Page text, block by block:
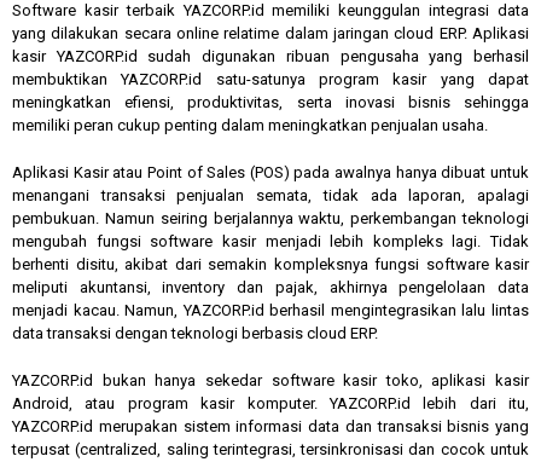
Software kasir terbaik YAZCORP.id memiliki keunggulan integrasi data
yang dilakukan secara online relatime dalam jaringan cloud ERP. Aplikasi
kasir YAZCORP.id sudah digunakan ribuan pengusaha yang berhasil
membuktikan YAZCORP.id satu-satunya program kasir yang dapat
meningkatkan efiensi, produktivitas, serta inovasi bisnis sehingga
memiliki peran cukup penting dalam meningkatkan penjualan usaha.
Aplikasi Kasir atau Point of Sales (POS) pada awalnya hanya dibuat untuk
menangani transaksi penjualan semata, tidak ada laporan, apalagi
pembukuan. Namun seiring berjalannya waktu, perkembangan teknologi
mengubah fungsi software kasir menjadi lebih kompleks lagi. Tidak
berhenti disitu, akibat dari semakin kompleksnya fungsi software kasir
meliputi akuntansi, inventory dan pajak, akhirnya pengelolaan data
menjadi kacau. Namun, YAZCORP.id berhasil mengintegrasikan lalu lintas
data transaksi dengan teknologi berbasis cloud ERP.
YAZCORP.id bukan hanya sekedar software kasir toko, aplikasi kasir
Android, atau program kasir komputer. YAZCORP.id lebih dari itu,
YAZCORP.id merupakan sistem informasi data dan transaksi bisnis yang
terpusat (centralized, saling terintegrasi, tersinkronisasi dan cocok untuk